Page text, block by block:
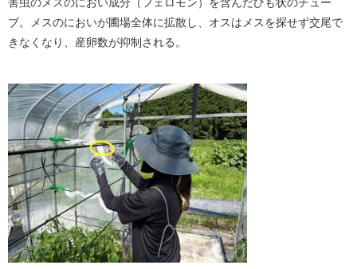
ブ。メスのにおいが圃場全体に拡散し、オスはメスを探せず交尾で
きなくなり、産卵数が抑制される。